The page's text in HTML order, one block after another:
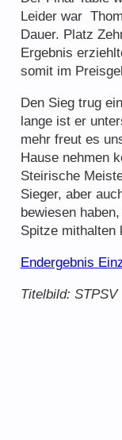
Leider war
Dauer. Platz
Ergebnis
somit im
Den Sieg trug
lange ist er
mehr freut es
Hause nehmen
Steirische
Sieger, aber
bewiesen
Spitze mithalten
Endergebnis
Titelbild: STPSV